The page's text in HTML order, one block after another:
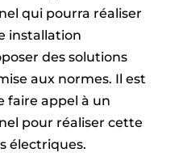
qui pourra réaliser
installation
des solutions
aux normes. Il est
faire appel à un
pour réaliser cette
électriques.